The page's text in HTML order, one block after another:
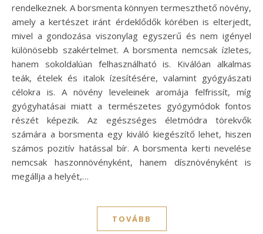
rendelkeznek. A borsmenta könnyen termeszthető növény,
amely a kertészet iránt érdeklődők körében is elterjedt,
mivel a gondozása viszonylag egyszerű és nem igényel
különösebb szakértelmet. A borsmenta nemcsak ízletes,
hanem sokoldalúan felhasználható is. Kiválóan alkalmas
teák, ételek és italok ízesítésére, valamint gyógyászati
célokra is. A növény leveleinek aromája felfrissít, míg
gyógyhatásai miatt a természetes gyógymódok fontos
részét képezik. Az egészséges életmódra törekvők
számára a borsmenta egy kiváló kiegészítő lehet, hiszen
számos pozitív hatással bír. A borsmenta kerti nevelése
nemcsak haszonnövényként, hanem dísznövényként is
megállja a helyét,…
TOVÁBB